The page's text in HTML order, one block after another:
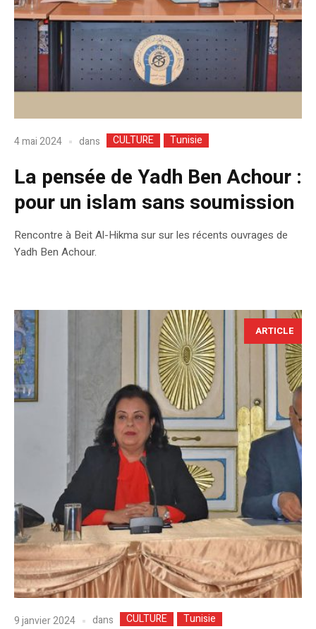
4 mai 2024 dans CULTURE Tunisie
La pensée de Yadh Ben Achour :
pour un islam sans soumission
Rencontre à Beit Al-Hikma sur sur les récents ouvrages de
Yadh Ben Achour.
ARTICLE
9 janvier 2024 dans CULTURE Tunisie